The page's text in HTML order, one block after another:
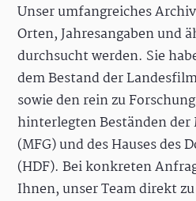
Unser umfangreiches
Orten, Jahresangaben und
durchsucht werden. Sie
dem Bestand der
sowie den rein zu
hinterlegten Beständen
(MFG) und des Hauses des
(HDF). Bei konkreten
Ihnen, unser Team direkt